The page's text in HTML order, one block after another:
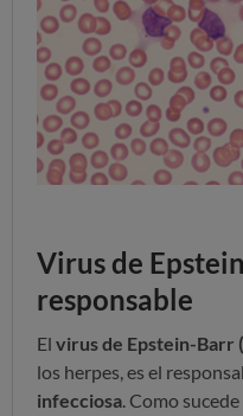
Virus de
responsable
El virus de Epstein-Barr
los herpes, es el
infecciosa . Como